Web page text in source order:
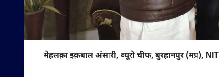
मेहलक़ा इक़बाल अंसारी, ब्यूरो चीफ, बुरहानपुर (मप्र),